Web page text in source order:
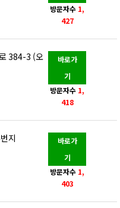
방문자수 1,
427
384-3 (오
바로가
기
방문자수 1,
418
지
바로가
기
방문자수 1,
403